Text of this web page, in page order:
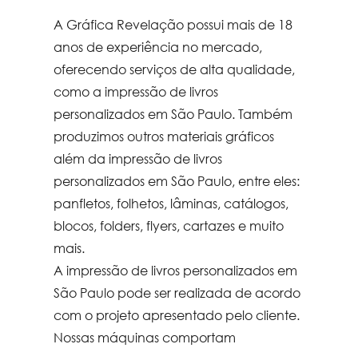
A Gráfica Revelação possui mais de 18
anos de experiência no mercado,
oferecendo serviços de alta qualidade,
como aimpressão de livros
personalizados em São Paulo. Também
produzimos outros materiais gráficos
além daimpressão de livros
personalizados em São Paulo, entre eles:
panfletos, folhetos, lâminas, catálogos,
blocos, folders, flyers, cartazes e muito
mais.
Aimpressão de livros personalizados em
São Paulo pode ser realizada de acordo
com o projeto apresentado pelo cliente.
Nossas máquinas comportam